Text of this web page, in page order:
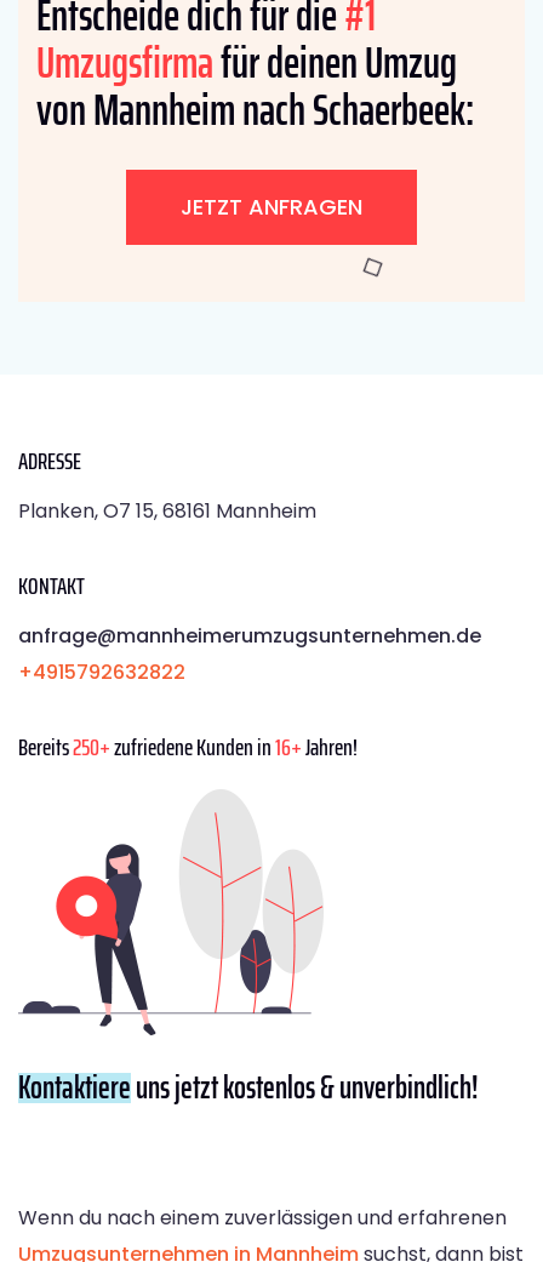
Entscheide dich für die#1
Umzugsfirmafür deinen Umzug
von Mannheim nach Schaerbeek:
JETZT ANFRAGEN
ADRESSE
Planken, O7 15, 68161 Mannheim
KONTAKT
anfrage@mannheimerumzugsunternehmen.de
+4915792632822
Bereits250+zufriedene Kunden in16+Jahren!
Kontaktiereuns jetzt kostenlos & unverbindlich!
Wenn du nach einem zuverlässigen und erfahrenen
Umzugsunternehmen in Mannheimsuchst, dann bist